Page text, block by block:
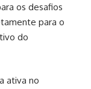
os desafios
para o
do
ativa no